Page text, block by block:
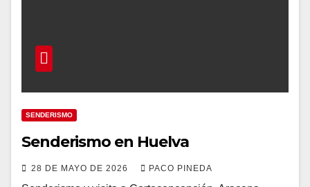
SENDERISMO
Senderismo en Huelva
28 DE MAYO DE 2026 PACO PINEDA